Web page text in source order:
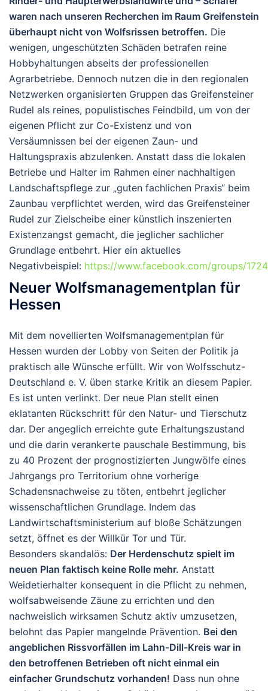
waren nach unseren Recherchen im Raum Greifenstein
überhaupt nicht von Wolfsrissen betroffen. Die
wenigen, ungeschützten Schäden betrafen reine
Hobbyhaltungen abseits der professionellen
Agrarbetriebe. Dennoch nutzen die in den regionalen
Netzwerken organisierten Gruppen das Greifensteiner
Rudel als reines, populistisches Feindbild, um von der
eigenen Pflicht zur Co-Existenz und von
Versäumnissen bei der eigenen Zaun- und
Haltungspraxis abzulenken. Anstatt dass die lokalen
Betriebe und Halter im Rahmen einer nachhaltigen
Landschaftspflege zur „guten fachlichen Praxis“ beim
Zaunbau verpflichtet werden, wird das Greifensteiner
Rudel zur Zielscheibe einer künstlich inszenierten
Existenzangst gemacht, die jeglicher sachlicher
Grundlage entbehrt. Hier ein aktuelles
Negativbeispiel: https://www.facebook.com/groups/
Neuer Wolfsmanagementplan für
Hessen
Mit dem novellierten Wolfsmanagementplan für
Hessen wurden der Lobby von Seiten der Politik ja
praktisch alle Wünsche erfüllt. Wir von Wolfsschutz-
Deutschland e. V. üben starke Kritik an diesem Papier.
Es ist unten verlinkt. Der neue Plan stellt einen
eklatanten Rückschritt für den Natur- und Tierschutz
dar. Der angeglich erreichte gute Erhaltungszustand
und die darin verankerte pauschale Bestimmung, bis
zu 40 Prozent der prognostizierten Jungwölfe eines
Jahrgangs pro Territorium ohne vorherige
Schadensnachweise zu töten, entbehrt jeglicher
wissenschaftlichen Grundlage. Indem das
Landwirtschaftsministerium auf bloße Schätzungen
setzt, öffnet es der Willkür Tor und Tür.
Besonders skandalös: Der Herdenschutz spielt im
neuen Plan faktisch keine Rolle mehr. Anstatt
Weidetierhalter konsequent in die Pflicht zu nehmen,
wolfsabweisende Zäune zu errichten und den
nachweislich wirksamen Schutz aktiv umzusetzen,
belohnt das Papier mangelnde Prävention. Bei den
angeblichen Rissvorfällen im Lahn-Dill-Kreis war in
den betroffenen Betrieben oft nicht einmal ein
einfacher Grundschutz vorhanden! Dass nun ohne